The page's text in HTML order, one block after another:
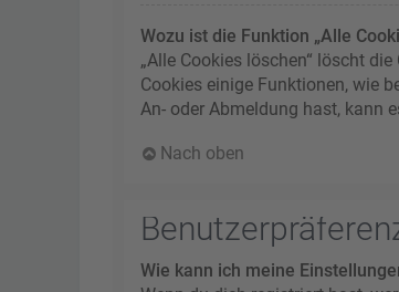
Wozu ist die Funktion „Alle
„Alle Cookies löschen“ löscht
Cookies einige Funktionen, wie
An- oder Abmeldung hast, kann
Nach oben
Wie kann ich meine